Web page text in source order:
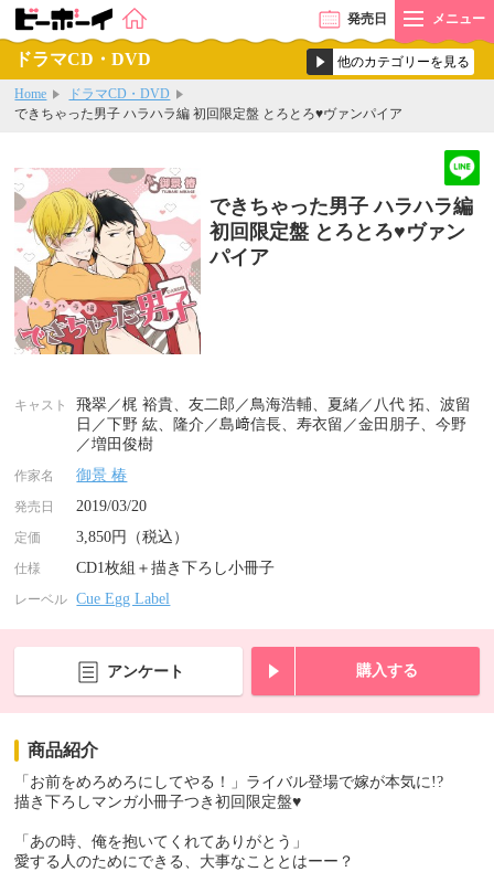
発売日 メニュー
ドラマCD・DVD
Home
ドラマCD・DVD
できちゃった男子 ハラハラ編 初回限定盤 とろとろ♥ヴァンパイア
できちゃった男子 ハラハラ編
初回限定盤 とろとろ♥ヴァン
パイア
キャスト
飛翠／梶 裕貴、友二郎／鳥海浩輔、夏緒／八代 拓、波留
日／下野 紘、隆介／島﨑信長、寿衣留／金田朋子、今野
／増田俊樹
作家名 御景 椿
発売日 2019/03/20
定価 3,850円（税込）
仕様 CD1枚組＋描き下ろし小冊子
レーベル Cue Egg Label
アンケート 購入する
商品紹介
「お前をめろめろにしてやる！」ライバル登場で嫁が本気に!?
描き下ろしマンガ小冊子つき初回限定盤♥
「あの時、俺を抱いてくれてありがとう」
愛する人のためにできる、大事なこととはーー？